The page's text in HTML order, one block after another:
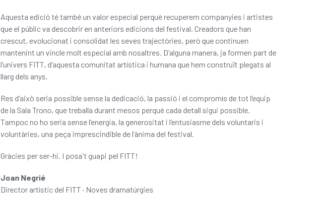
Aquesta edició té també un valor especial perquè recuperem companyies i artistes
que el públic va descobrir en anteriors edicions del festival. Creadors que han
crescut, evolucionat i consolidat les seves trajectòries, però que continuen
mantenint un vincle molt especial amb nosaltres. D’alguna manera, ja formen part de
l’univers FITT, d’aquesta comunitat artística i humana que hem construït plegats al
llarg dels anys.
Res d’això seria possible sense la dedicació, la passió i el compromís de tot l’equip
de la Sala Trono, que treballa durant mesos perquè cada detall sigui possible.
Tampoc no ho seria sense l’energia, la generositat i l’entusiasme dels voluntaris i
voluntàries, una peça imprescindible de l’ànima del festival.
Gràcies per ser-hi. I posa't guapi pel FITT!
Joan Negrié
Director artístic del FITT · Noves dramatúrgies